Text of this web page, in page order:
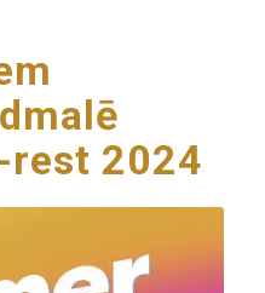
rest 2024